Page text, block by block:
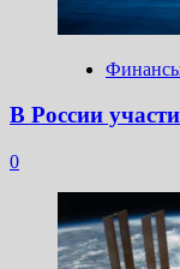
В России
0